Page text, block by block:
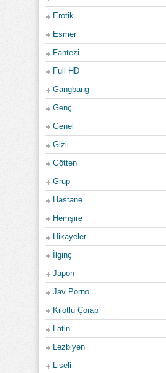
Erotik
Esmer
Fantezi
Full HD
Gangbang
Genç
Genel
Gizli
Götten
Grup
Hastane
Hemşire
Hikayeler
İlginç
Japon
Jav Porno
Kilotlu Çorap
Latin
Lezbiyen
Liseli